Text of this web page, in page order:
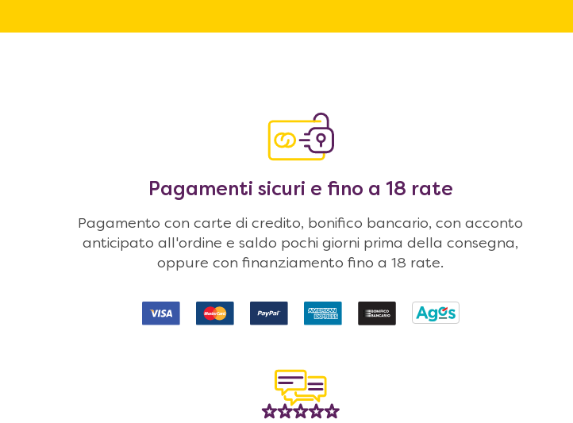
Pagamenti sicuri e fino a 18 rate
Pagamento con carte di credito, bonifico bancario, con acconto
anticipato all'ordine e saldo pochi giorni prima della consegna,
oppure con finanziamento fino a 18 rate.